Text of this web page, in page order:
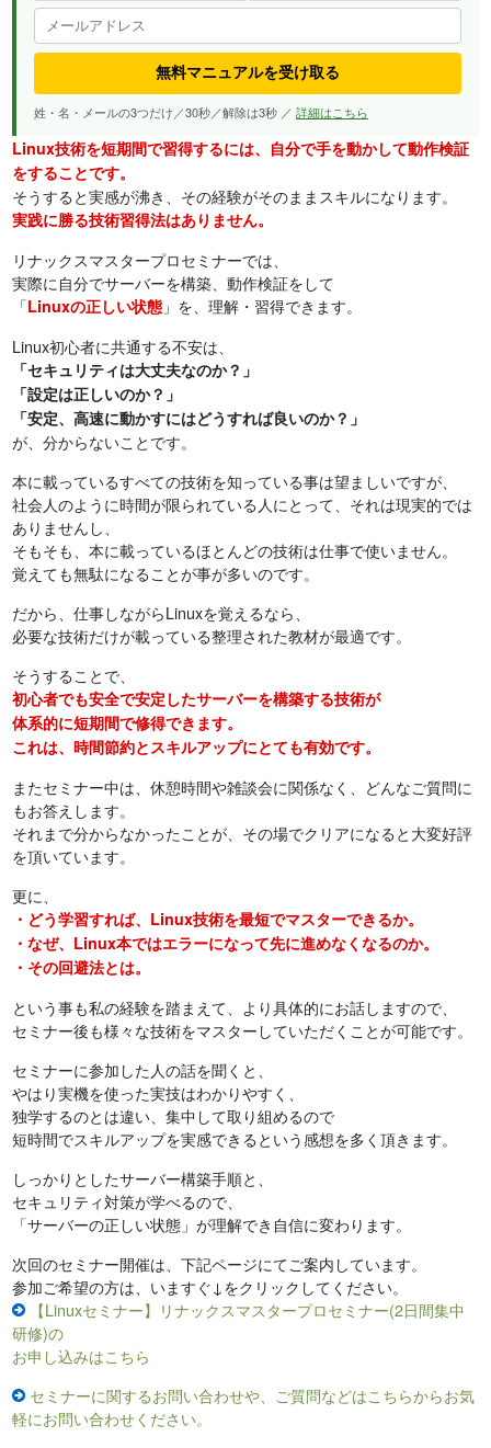
無料マニュアルを受け取る
姓・名・メールの3つだけ／30秒／解除は3秒 ／詳細はこちら
Linux技術を短期間で習得するには、自分で手を動かして動作検証
をすることです。
そうすると実感が沸き、その経験がそのままスキルになります。
実践に勝る技術習得法はありません。
リナックスマスタープロセミナーでは、
実際に自分でサーバーを構築、動作検証をして
「Linuxの正しい状態 」を、理解・習得できます。
Linux初心者に共通する不安は、
「セキュリティは大丈夫なのか？」
「設定は正しいのか？」
「安定、高速に動かすにはどうすれば良いのか？」
が、分からないことです。
本に載っているすべての技術を知っている事は望ましいですが、
社会人のように時間が限られている人にとって、それは現実的では
ありませんし、
そもそも、本に載っているほとんどの技術は仕事で使いません。
覚えても無駄になることが事が多いのです。
だから、仕事しながらLinuxを覚えるなら、
必要な技術だけが載っている整理された教材が最適です。
そうすることで、
初心者でも安全で安定したサーバーを構築する技術が
体系的に短期間で修得できます。
これは、時間節約とスキルアップにとても有効です。
またセミナー中は、休憩時間や雑談会に関係なく、どんなご質問に
もお答えします。
それまで分からなかったことが、その場でクリアになると大変好評
を頂いています。
更に、
・どう学習すれば、Linux技術を最短でマスターできるか。
・なぜ、Linux本ではエラーになって先に進めなくなるのか。
・その回避法とは。
という事も私の経験を踏まえて、より具体的にお話しますので、
セミナー後も様々な技術をマスターしていただくことが可能です。
セミナーに参加した人の話を聞くと、
やはり実機を使った実技はわかりやすく、
独学するのとは違い、集中して取り組めるので
短時間でスキルアップを実感できるという感想を多く頂きます。
しっかりとしたサーバー構築手順と、
セキュリティ対策が学べるので、
「サーバーの正しい状態」が理解でき自信に変わります。
次回のセミナー開催は、下記ページにてご案内しています。
参加ご希望の方は、いますぐ↓をクリックしてください。
【Linuxセミナー】リナックスマスタープロセミナー(2日間集中
研修)の
お申し込みはこちら
セミナーに関するお問い合わせや、ご質問などはこちらからお気
軽にお問い合わせください。